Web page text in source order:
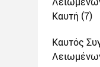
Καυτή (7)
Καυτός